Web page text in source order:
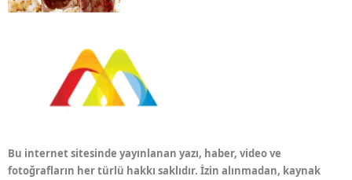
Bu internet sitesinde yayınlanan yazı, haber, video ve
fotoğrafların her türlü hakkı saklıdır. İzin alınmadan, kaynak